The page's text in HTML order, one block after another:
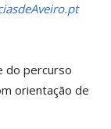
do percurso
orientação de